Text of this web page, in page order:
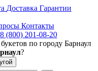
Доставка Гарантии
Контакты
8 (800) 201-08-20
по городу Барнаул
?